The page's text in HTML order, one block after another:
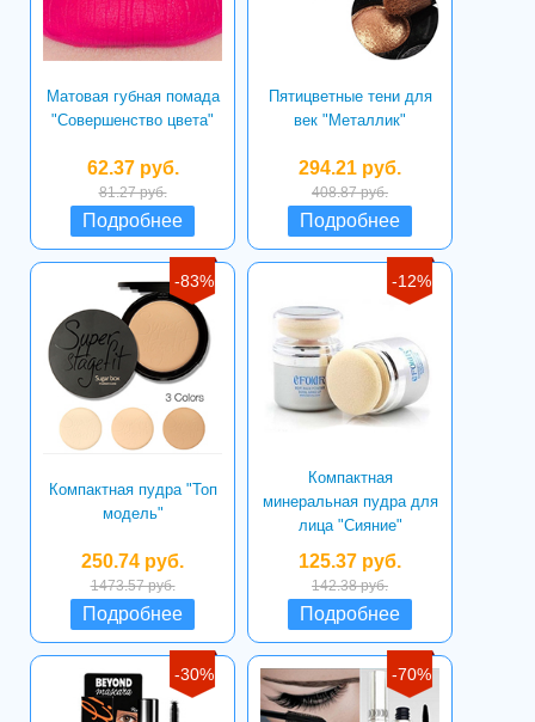
Матовая губная помада
"Совершенство цвета"
62.37 руб.
81.27 руб.
Подробнее
Пятицветные тени для
век "Металлик"
294.21 руб.
408.87 руб.
Подробнее
-83%
Компактная пудра "Топ
модель"
250.74 руб.
1473.57 руб.
Подробнее
-12%
Компактная
минеральная пудра для
лица "Сияние"
125.37 руб.
142.38 руб.
Подробнее
-30% -70%